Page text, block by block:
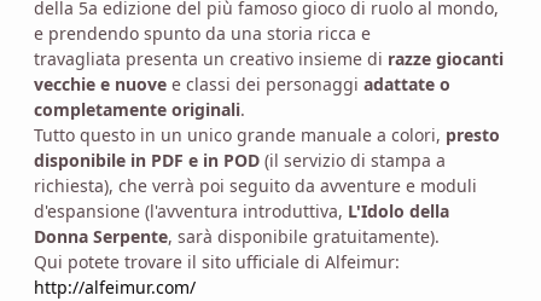
della 5a edizione del più famoso gioco di ruolo al mondo,
e prendendo spunto da una storia ricca e
travagliata presenta un creativo insieme di razze giocanti
vecchie e nuove e classi dei personaggi adattate o
completamente originali.
Tutto questo in un unico grande manuale a colori, presto
disponibile in PDF e in POD (il servizio di stampa a
richiesta), che verrà poi seguito da avventure e moduli
d'espansione (l'avventura introduttiva, L'Idolo della
Donna Serpente, sarà disponibile gratuitamente).
Qui potete trovare il sito ufficiale di Alfeimur:
http://alfeimur.com/